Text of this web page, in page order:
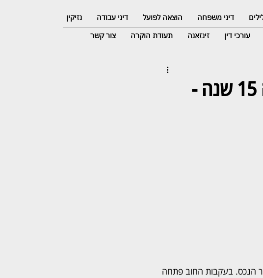
דיני משפחה הוצאה לפועל דיני עבודה
נזיקין
עורכי דין זינזאנה תעודת הוקרה צור קשר
תושב מג'דל שמס לא פרע חוב ארנונה 15 שנה -
עבור הנכס. בעקבות החוב פתחה